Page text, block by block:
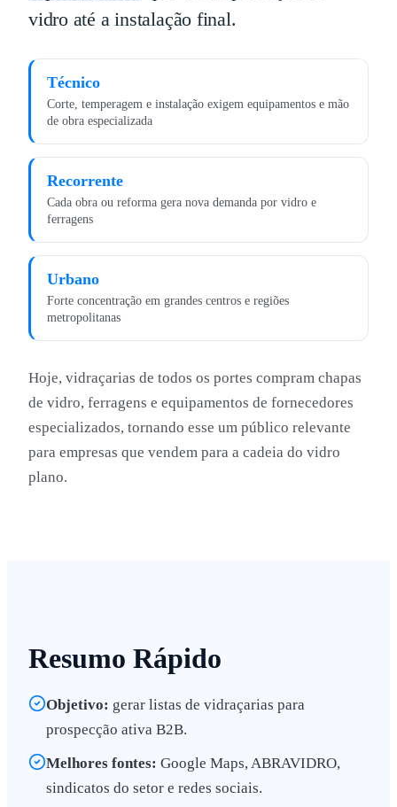
vidro até a instalação final.
Técnico
Corte, temperagem e instalação exigem equipamentos e mão
de obra especializada
Recorrente
Cada obra ou reforma gera nova demanda por vidro e
ferragens
Urbano
Forte concentração em grandes centros e regiões
metropolitanas
Hoje, vidraçarias de todos os portes compram chapas
de vidro, ferragens e equipamentos de fornecedores
especializados, tornando esse um público relevante
para empresas que vendem para a cadeia do vidro
plano.
Resumo Rápido
Objetivo: gerar listas de vidraçarias para
prospecção ativa B2B.
Melhores fontes: Google Maps, ABRAVIDRO,
sindicatos do setor e redes sociais.